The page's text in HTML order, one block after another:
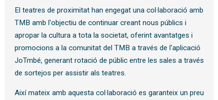
El teatres de proximitat han engegat una col·laboració amb
TMB amb l'objectiu de continuar creant nous públics i
apropar la cultura a tota la societat, oferint avantatges i
promocions a la comunitat del TMB a través de l'aplicació
JoTmbé, generant rotació de públic entre les sales a través
de sortejos per assistir als teatres.
Així mateix amb aquesta col·laboració es garanteix un preu